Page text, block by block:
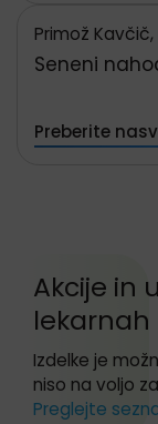
Primož
Seneni
Preberite
Akcije in
lekarnah
Izdelke je
niso na voljo
Preglejte